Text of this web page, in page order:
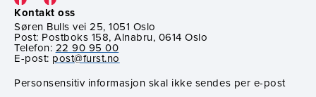
Kontakt oss
Søren Bulls vei 25, 1051 Oslo
Post: Postboks 158, Alnabru, 0614 Oslo
Telefon: 22 90 95 00
E-post: post@furst.no
Personsensitiv informasjon skal ikke sendes per e-post